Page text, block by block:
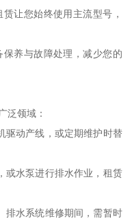
赁让您始终使用主流型号，
保养与故障处理，减少您的
泛领域：
驱动产线，或定期维护时替
或水泵进行排水作业，租赁
排水系统维修期间，需暂时